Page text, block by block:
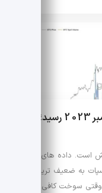
حجم معاملات اسپات به کف از نوامبر 2023 رسید؛
است. داده های
به ضعیف ترین
است. وقتی سوخت کافی